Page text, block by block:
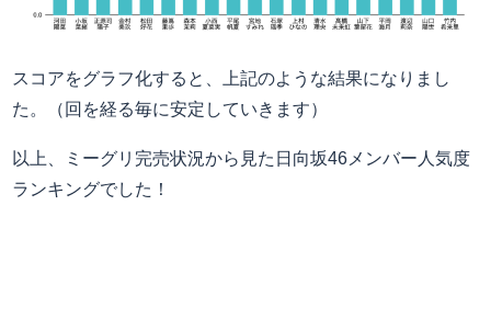
スコアをグラフ化すると、上記のような結果になりまし
た。（回を経る毎に安定していきます）
以上、ミーグリ完売状況から見た日向坂46メンバー人気度
ランキングでした！